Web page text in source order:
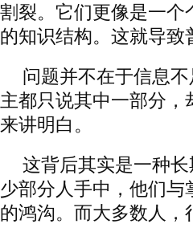
割裂。它们更像是一个
的知识结构。这就导
问题并不在于信息
主都只说其中一部分
来讲明白。
这背后其实是一种
少部分人手中，他们
的鸿沟。而大多数人